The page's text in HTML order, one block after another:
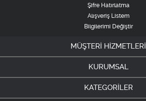
Şifre Hatırlatma
Alışveriş Listem
Bilgilerimi Değiştir
MÜŞTERİ HİZMETLERİ
KURUMSAL
KATEGORİLER